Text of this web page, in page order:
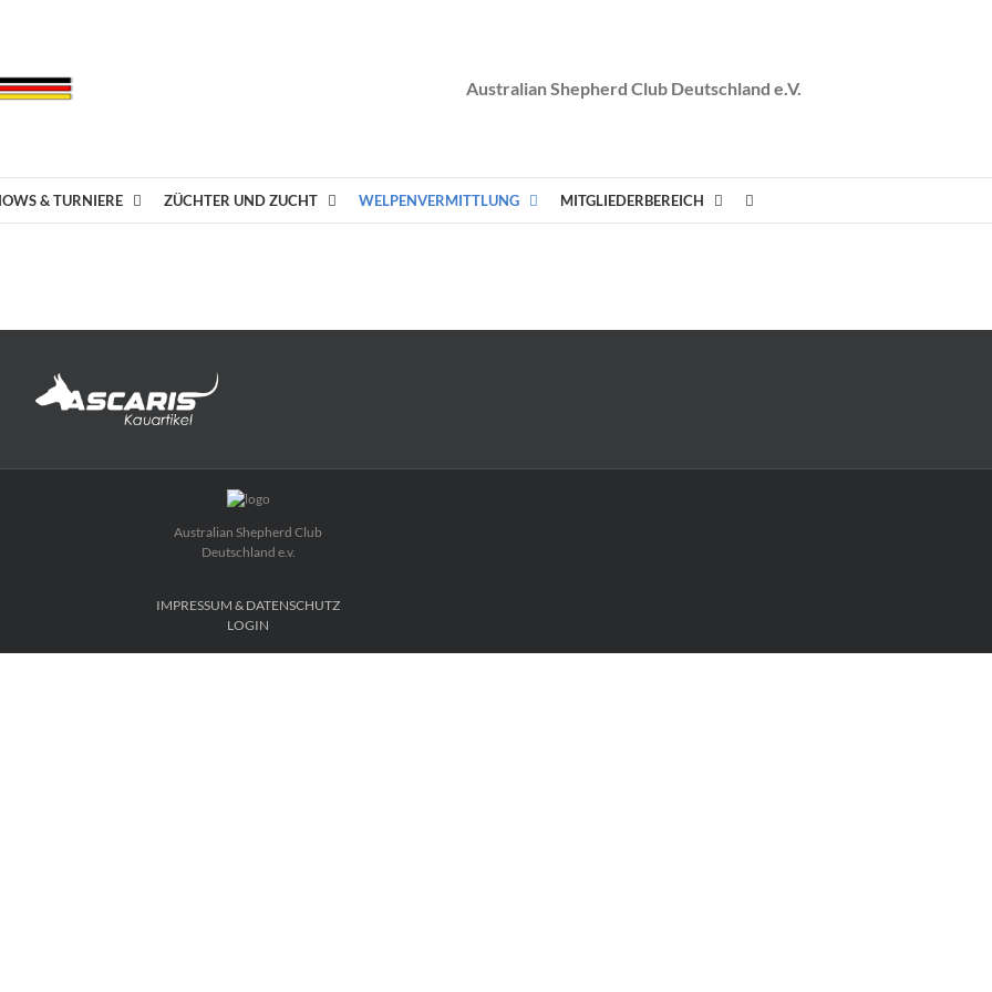
Australian Shepherd Club Deutschland e.V.
& TURNIERE ZÜCHTER UND ZUCHT WELPENVERMITTLUNG MITGLIEDERBEREICH
Australian Shepherd Club
Deutschland e.v.
IMPRESSUM & DATENSCHUTZ
LOGIN